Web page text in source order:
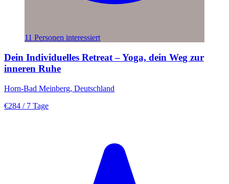
11 Personen interessiert
Dein Individuelles Retreat – Yoga, dein Weg zur
inneren Ruhe
Horn-Bad Meinberg, Deutschland
€284 / 7 Tage